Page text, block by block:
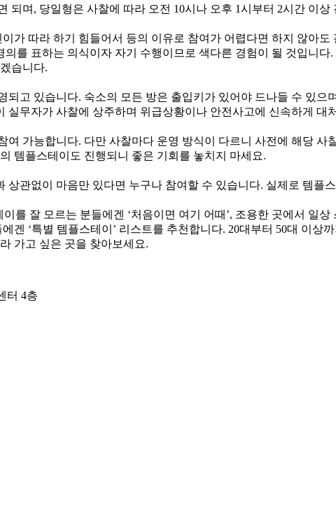
되며, 당일형은 사찰에 따라 오전 10시나 오후 1시부터 2시간 이상
가 따라 하기 힘들어서 등의 이유로 참여가 어렵다면 하지 않아
를 표하는 의식이자 자기 수행이므로 색다른 경험이 될 것입니
습니다.
고 있습니다. 숙소의 모든 방은 출입키가 있어야 드나들 수 있으
무자가 사찰에 상주하며 위급상황이나 안전사고에 신속하게 대
가능합니다. 다만 사찰마다 운영 방식이 다르니 사전에 해당
템플스테이도 진행되니 좋은 기회를 놓치지 마세요.
관없이 마음만 있다면 누구나 참여할 수 있습니다. 실제로 템플
를 잘 모르는 분들에겐 ‘처음이면 여기 어때’, 조용한 곳에서 일
겐 ‘특별 템플스테이’ 리스트를 추천합니다. 20대부터 50대 이상
가고 싶은 곳을 찾아보세요.
터 4층